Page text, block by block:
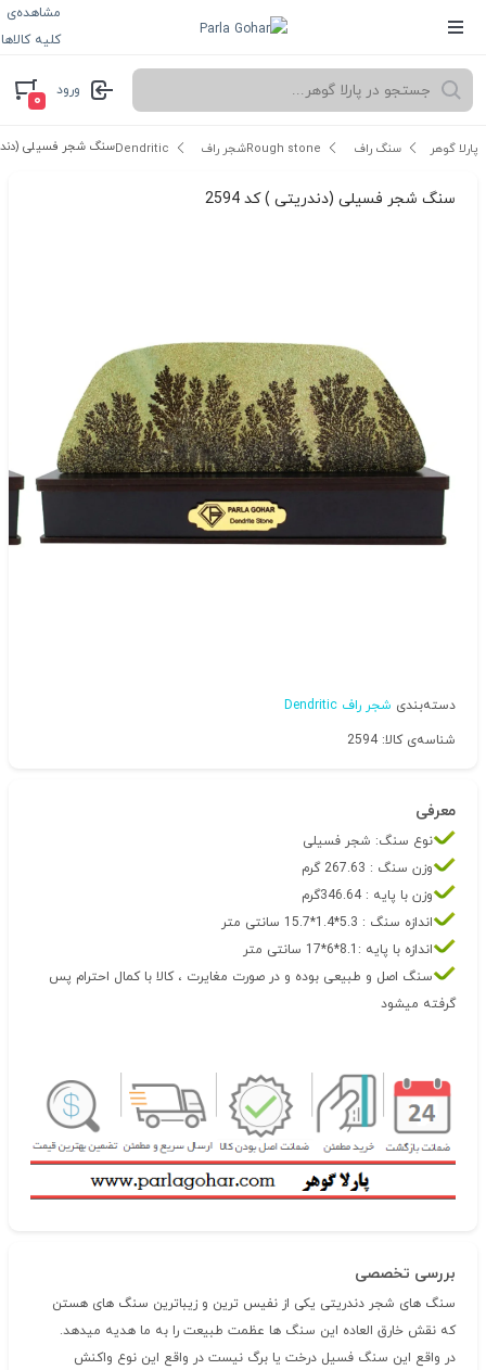
مشاهده‌ی
کلیه کالاها
ورود
۰
پارلا گوهر سنگ راف Rough stone شجر راف Dendritic سنگ شجر فسیلی
سنگ شجر فسیلی (دندریتی ) کد 2594
دسته‌بندی شجر راف Dendritic
شناسه‌ی کالا: 2594
معرفی
نوع سنگ: شجر فسیلی
وزن سنگ : 267.63 گرم
وزن با پایه : 346.64گرم
اندازه سنگ : 5.3*1.4*15.7 سانتی متر
اندازه با پایه :8.1*6*17 سانتی متر
سنگ اصل و طبیعی بوده و در صورت مغایرت ، کالا با کمال احترام پس
گرفته میشود
بررسی تخصصی
سنگ های شجر دندریتی یکی از نفیس ترین و زیباترین سنگ های هستن
که نقش خارق العاده این سنگ ها عظمت طبیعت را به ما هدیه میدهد.
در واقع این سنگ فسیل درخت یا برگ نیست در واقع این نوع واکنش